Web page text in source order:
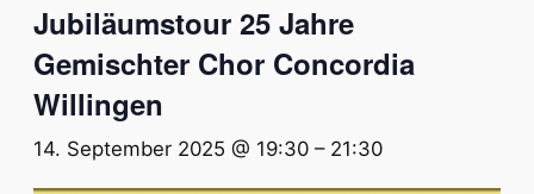
Jubiläumstour 25 Jahre
Gemischter Chor Concordia
Willingen
14. September 2025 @ 19:30 – 21:30